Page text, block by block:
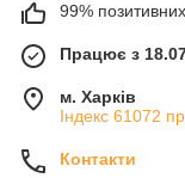
99% позитивних
Працює з
м. Харків
Індекс 61072
Контакти